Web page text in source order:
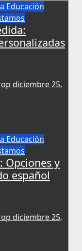
Educación
diciembre 25,
Educación
Opciones y
español
diciembre 25,